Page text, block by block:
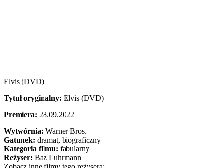
Elvis (DVD)
Tytuł oryginalny: Elvis (DVD)
Premiera: 28.09.2022
Wytwórnia: Warner Bros.
Gatunek: dramat, biograficzny
Kategoria filmu: fabularny
Reżyser: Baz Luhrmann
Zobacz inne filmy tego reżysera: